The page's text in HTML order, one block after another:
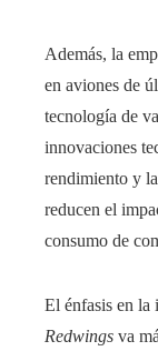
Además, la
en aviones de
tecnología de
innovaciones
rendimiento y
reducen el
consumo de
El énfasis en la
Redwings va